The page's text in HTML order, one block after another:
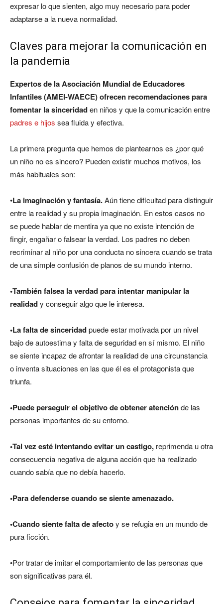
expresar lo que sienten, algo muy necesario para poder
adaptarse a la nueva normalidad.
Claves para mejorar la comunicación en
la pandemia
Expertos de la Asociación Mundial de Educadores
Infantiles (AMEI-WAECE) ofrecen recomendaciones para
fomentar la sinceridaden niños y que la comunicación entre
padres e hijos sea fluida y efectiva.
La primera pregunta que hemos de plantearnos es ¿por qué
un niño no es sincero? Pueden existir muchos motivos, los
más habituales son:
•La imaginación y fantasía.Aún tiene dificultad para distinguir
entre la realidad y su propia imaginación. En estos casos no
se puede hablar de mentira ya que no existe intención de
fingir, engañar o falsear la verdad. Los padres no deben
recriminar al niño por una conducta no sincera cuando se trata
de una simple confusión de planos de su mundo interno.
•También falsea la verdad para intentar manipular la
realidady conseguir algo que le interesa.
•La falta de sinceridadpuede estar motivada por un nivel
bajo de autoestima y falta de seguridad en sí mismo. El niño
se siente incapaz de afrontar la realidad de una circunstancia
o inventa situaciones en las que él es el protagonista que
triunfa.
•Puede perseguir el objetivo de obtener atenciónde las
personas importantes de su entorno.
•Tal vez esté intentando evitar un castigo, reprimenda u otra
consecuencia negativa de alguna acción que ha realizado
cuando sabía que no debía hacerlo.
•Para defenderse cuando se siente amenazado.
•Cuando siente falta de afectoy se refugia en un mundo de
pura ficción.
•Por tratar de imitar el comportamiento de las personas que
son significativas para él.